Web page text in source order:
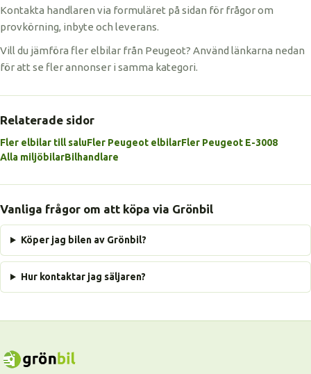
Kontakta handlaren via formuläret på sidan för frågor om
provkörning, inbyte och leverans.
Vill du jämföra fler elbilar från Peugeot? Använd länkarna nedan
för att se fler annonser i samma kategori.
Relaterade sidor
Fler elbilar till saluFler Peugeot elbilarFler Peugeot E-3008
Alla miljöbilarBilhandlare
Vanliga frågor om att köpa via Grönbil
Köper jag bilen av Grönbil?
Hur kontaktar jag säljaren?